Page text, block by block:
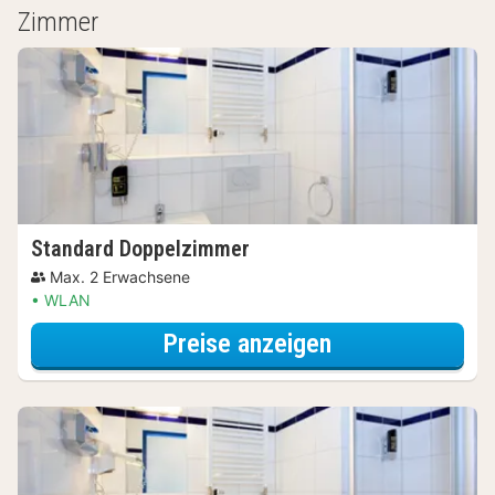
Zimmer
Standard Doppelzimmer
Max. 2 Erwachsene
WLAN
Preise anzeigen